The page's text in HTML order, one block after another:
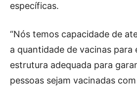
específicas.
“Nós temos capacidade de
a quantidade de vacinas para
estrutura adequada para
pessoas sejam vacinadas